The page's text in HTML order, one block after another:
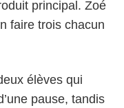
principal. Zoé
faire trois chacun
élèves qui
pause, tandis